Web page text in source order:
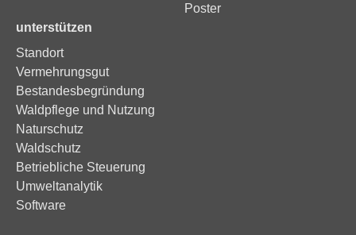
Poster
unterstützen
Standort
Vermehrungsgut
Bestandesbegründung
Waldpflege und Nutzung
Naturschutz
Waldschutz
Betriebliche Steuerung
Umweltanalytik
Software